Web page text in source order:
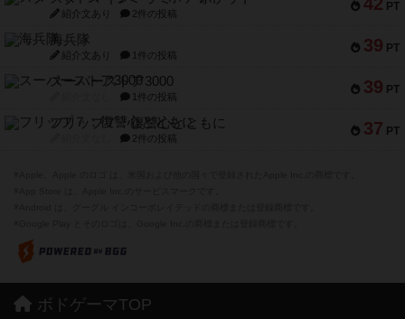
PT
紹介文あり 2件の投稿
39 PT
海兵隊
紹介文あり 1件の投稿
39 PT
スーパーストア3000
1件の投稿
37 PT
フリップ７：復讐心とともに
2件の投稿
ボドゲーマTOP